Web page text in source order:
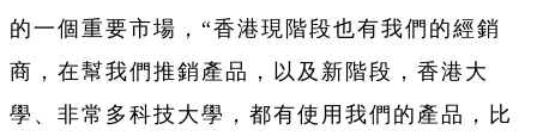
的一個重要市場，“香港現階段也有我們的經銷
商，在幫我們推銷產品，以及新階段，香港大
學、非常多科技大學，都有使用我們的產品，比